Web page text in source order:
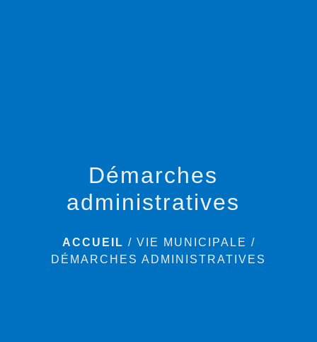
Démarches
administratives
ACCUEIL / VIE MUNICIPALE /
DÉMARCHES ADMINISTRATIVES